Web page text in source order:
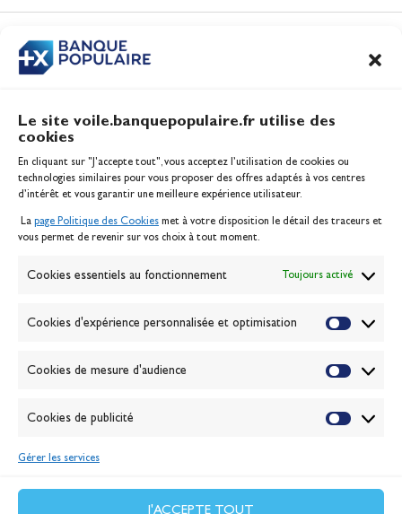
Le site voile.banquepopulaire.fr utilise des
cookies
En cliquant sur "J'accepte tout", vous acceptez l’utilisation de cookies ou
technologies similaires pour vous proposer des offres adaptés à vos centres
d’intérêt et vous garantir une meilleure expérience utilisateur.
La page Politique des Cookies met à votre disposition le détail des traceurs et
vous permet de revenir sur vos choix à tout moment.
Cookies essentiels au fonctionnement Toujours activé
Cookies d'expérience personnalisée et optimisation
Cookies de mesure d'audience
Cookies de publicité
Gérer les services
J'ACCEPTE TOUT
CONTENUS
Inscription serveur média
Contact
Politique des cookies
Banque de la voile
Passion Voile TV
ABONNEZ-VOUS
J'accepte lapolitique de confidentialité